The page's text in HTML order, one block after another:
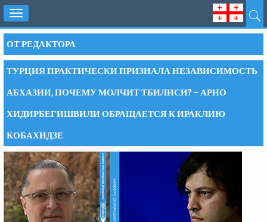
Toggle
navigation
ОТ РЕДАКТОРА
ТУРЦИЯ ПРАКТИЧЕСКИ ПРИЗНАЛА НЕЗАВИСИМОСТЬ
АБХАЗИИ, ПОЧЕМУ МОЛЧИТ ТБИЛИСИ? – АРНО
ХИДИРБЕГИШВИЛИ ОБРАЩАЕТСЯ К ИРАКЛИЮ
КОБАХИДЗЕ